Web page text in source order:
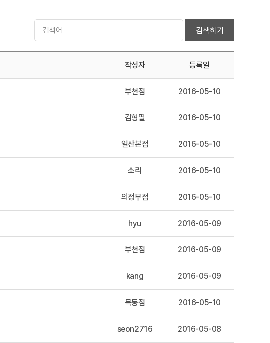
검색하기
작성자 등록일
부천점 2016-05-10
김형필 2016-05-10
일산본점 2016-05-10
소리 2016-05-10
의정부점 2016-05-10
hyu 2016-05-09
부천점 2016-05-09
kang 2016-05-09
목동점 2016-05-10
seon2716 2016-05-08